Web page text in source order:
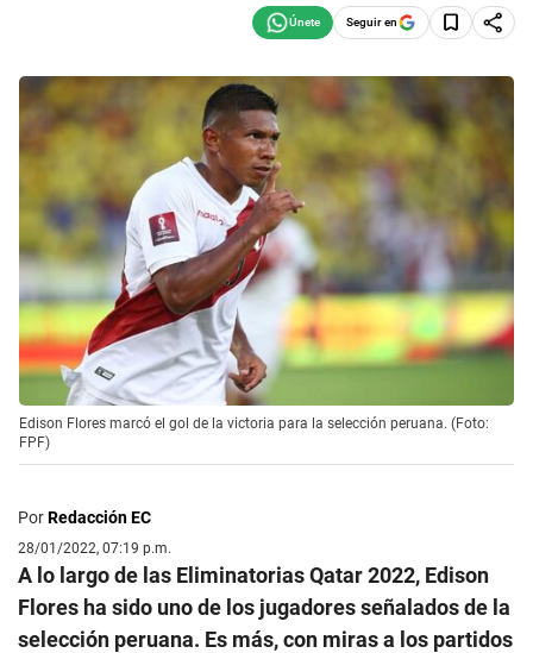
Seguir en
Edison Flores marcó el gol de la victoria para la selección peruana. (Foto:
FPF)
PorRedacción EC
28/01/2022, 07:19 p.m.
A lo largo de las Eliminatorias Qatar 2022, Edison
Flores ha sido uno de los jugadores señalados de la
selección peruana. Es más, con miras a los partidos